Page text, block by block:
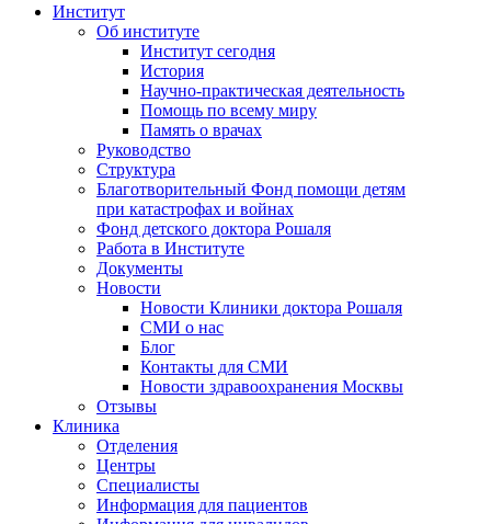
Институт
Об институте
Институт сегодня
История
Научно-практическая деятельность
Помощь по всему миру
Память о врачах
Руководство
Структура
Благотворительный Фонд помощи детям
при катастрофах и войнах
Фонд детского доктора Рошаля
Работа в Институте
Документы
Новости
Новости Клиники доктора Рошаля
СМИ о нас
Блог
Контакты для СМИ
Новости здравоохранения Москвы
Отзывы
Клиника
Отделения
Центры
Специалисты
Информация для пациентов